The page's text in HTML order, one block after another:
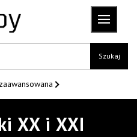
Szukaj
zaawansowana
XX i XXI